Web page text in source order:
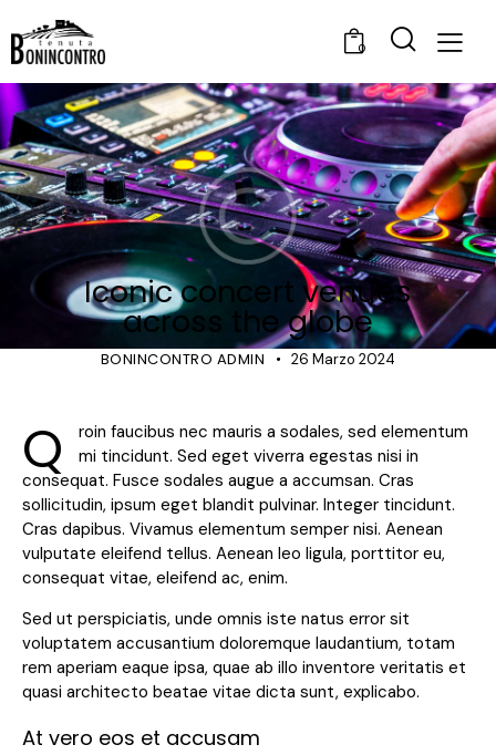
0
SHOWS
Iconic concert venues
across the globe
BONINCONTRO ADMIN 26 Marzo 2024
Q
roin faucibus nec mauris a sodales, sed elementum
mi tincidunt. Sed eget viverra egestas nisi in
consequat. Fusce sodales augue a accumsan. Cras
sollicitudin, ipsum eget blandit pulvinar. Integer tincidunt.
Cras dapibus. Vivamus elementum semper nisi. Aenean
vulputate eleifend tellus. Aenean leo ligula, porttitor eu,
consequat vitae, eleifend ac, enim.
Sed ut perspiciatis, unde omnis iste natus error sit
voluptatem accusantium doloremque laudantium, totam
rem aperiam eaque ipsa, quae ab illo inventore veritatis et
quasi architecto beatae vitae dicta sunt, explicabo.
At vero eos et accusam